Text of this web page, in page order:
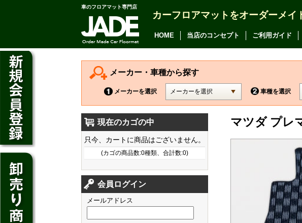
車のフロアマット専門店
カーフロアマットをオーダーメイ
HOME 当店のコンセプト ご利用ガイド
メーカー・車種から探す
メーカーを選択 車種を選択
マツダ プレ
現在のカゴの中
只今、カートに商品はございません。
(カゴの商品数:0種類、合計数:0)
会員ログイン
メールアドレス
CT200h
HS250h
アルファード
ヴェルファイア
カムリ
カローラ アクシオ
プレミオ
プリウス
SAI
クラウン アスリート
クラウン マジェスタ
クラウン ロイヤル
デイズ
デイズ ルークス
ジューク
ノート
キューブ
フィット
シャトル